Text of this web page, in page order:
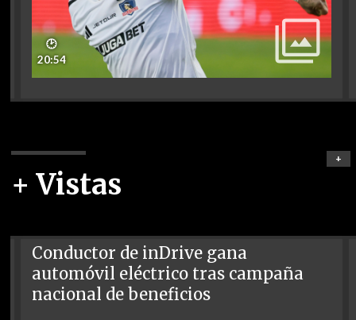
🕑
20:54
+ Vistas
+
Conductor de inDrive gana
automóvil eléctrico tras campaña
nacional de beneficios